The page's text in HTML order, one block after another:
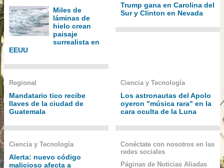
Miles de
láminas de
hielo crean
paisaje
surrealista en
EEUU
Trump gana en Carolina del
Sur y Clinton en Nevada
Regional
Mandatario tico recibe
llaves de la ciudad de
Guatemala
Ciencia y Tecnología
Los astronautas del Apolo
oyeron "música rara" en la
cara oculta de la Luna
Ciencia y Tecnología
Alerta: nuevo código
malicioso afecta a
Conéctate con nosotros en las
redes sociales
Páginas de Noticias Aliadas